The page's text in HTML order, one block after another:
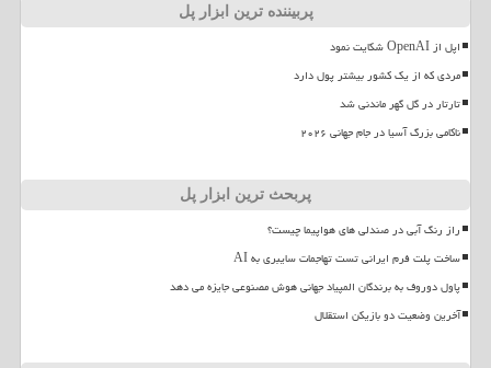
پربیننده ترین ابزار پل
اپل از OpenAI شکایت نمود
مردی که از یک کشور بیشتر پول دارد
تارتار در گل گهر ماندنی شد
ناکامی بزرگ آسیا در جام جهانی ۲۰۲۶
پربحث ترین ابزار پل
راز رنگ آبی در صندلی های هواپیما چیست؟
ساخت پلت فرم ایرانی تست تهاجمات سایبری به AI
پاول دوروف به برندگان المپیاد جهانی هوش مصنوعی جایزه می دهد
آخرین وضعیت دو بازیکن استقلال